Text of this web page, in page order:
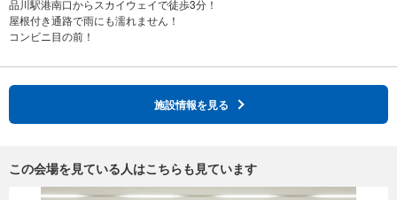
品川駅港南口からスカイウェイで徒歩3分！
屋根付き通路で雨にも濡れません！
施設情報を見る
この会場を見ている人はこちらも見ています